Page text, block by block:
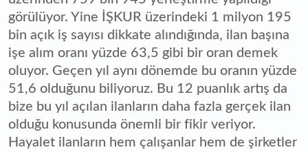
görülüyor. Yine İŞKUR üzerindeki 1 milyon 195
bin açık iş sayısı dikkate alındığında, ilan başına
işe alım oranı yüzde 63,5 gibi bir oran demek
oluyor. Geçen yıl aynı dönemde bu oranın yüzde
51,6 olduğunu biliyoruz. Bu 12 puanlık artış da
bize bu yıl açılan ilanların daha fazla gerçek ilan
olduğu konusunda önemli bir fikir veriyor.
Hayalet ilanların hem çalışanlar hem de şirketler